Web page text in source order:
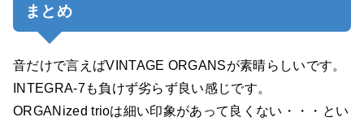
まとめ
音だけで言えばVINTAGE ORGANSが素晴らしいです。
INTEGRA-7も負けず劣らず良い感じです。
ORGANized trioは細い印象があって良くない・・・とい